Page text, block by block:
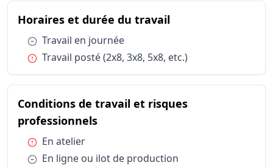
Résumé
Catégorie
Horaires et durée du travail
Horaires et durée du travail
Conditions de travail et risques professionnels
En atelier
Conditions de travail et risques professionnelsEn ligne
Conditions de travail et risques professionnels
Statut d'emploi
Horaires et durée du travaildu métier Chef /
Condition :
Travail en journée
Condition :
Travail posté (2x8, 3x8, 5x8, etc.)
Conditions de travail et risques
professionnelsdu métier Chef / Cheffe de
Condition :
En atelier
Condition :
En ligne ou ilot de production